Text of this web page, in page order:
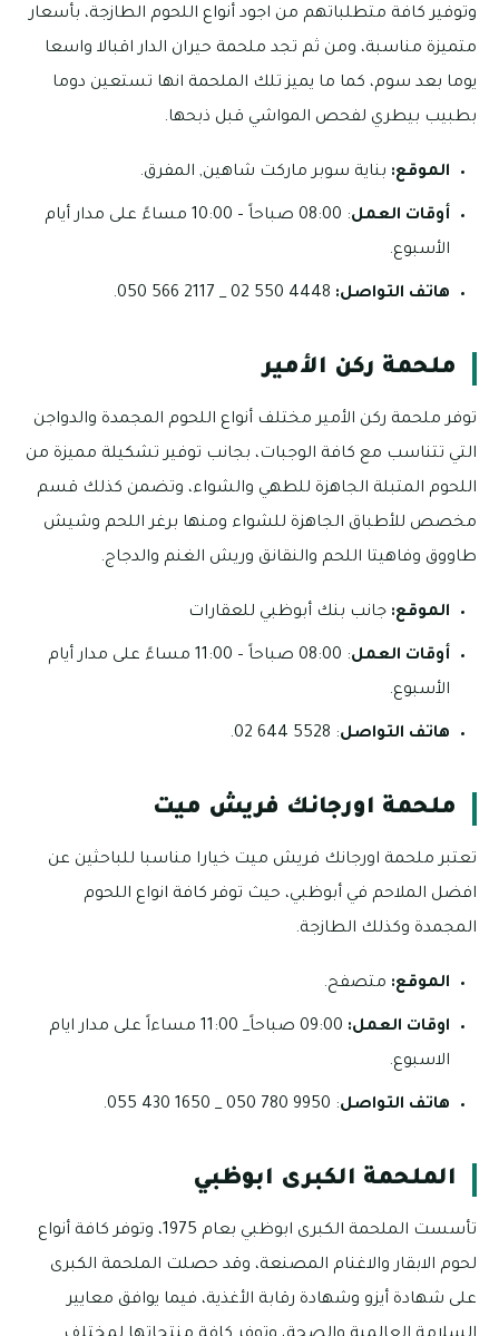
وتوفير كافة متطلباتهم من اجود أنواع اللحوم الطازجة، بأسعار
متميزة مناسبة، ومن ثم تجد ملحمة حيران الدار اقبالا واسعا
يوما بعد سوم، كما ما يميز تلك الملحمة انها تستعين دوما
بطبيب بيطري لفحص المواشي قبل ذبحها.
الموقع: بناية سوبر ماركت شاهين, المفرق.
أوقات العمل
: 08:00 صباحاً – 10:00 مساءً على مدار أيام
الأسبوع.
هاتف التواصل:
ملحمة ركن الأمير
توفر ملحمة ركن الأمير مختلف أنواع اللحوم المجمدة والدواجن
التي تتناسب مع كافة الوجبات، بجانب توفير تشكيلة مميزة من
اللحوم المتبلة الجاهزة للطهي والشواء، وتضمن كذلك قسم
مخصص للأطباق الجاهزة للشواء ومنها برغر اللحم وشيش
طاووق وفاهيتا اللحم والنقانق وريش الغنم والدجاج.
الموقع: جانب بنك أبوظبي للعقارات
أوقات العمل
: 08:00 صباحاً – 11:00 مساءً على مدار أيام
الأسبوع.
هاتف التواصل: 5528 644 02.
ملحمة اورجانك فريش ميت
تعتبر ملحمة اورجانك فريش ميت خيارا مناسبا للباحثين عن
افضل الملاحم في أبوظبي، حيث توفر كافة انواع اللحوم
المجمدة وكذلك الطازجة.
الموقع: متصفح.
اوقات العمل:
09:00 صباحاً_ 11:00 مساءاً على مدار ايام
الاسبوع.
هاتف التواصل: 9950 780 050 _ 1650 430 055.
الملحمة الكبرى ابوظبي
تأسست الملحمة الكبرى ابوظبي بعام 1975، وتوفر كافة أنواع
لحوم الابقار والاغنام المصنعة، وقد حصلت الملحمة الكبرى
على شهادة أيزو وشهادة رقابة الأغذية، فيما يوافق معايير